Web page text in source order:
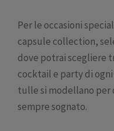
Per le occasioni
capsule collection,
dove potrai scegliere
cocktail e party di
tulle si modellano per
sempre sognato.